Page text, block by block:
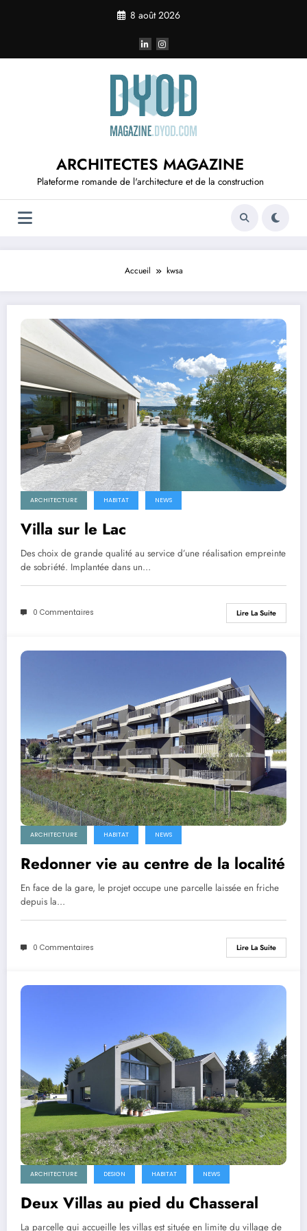
8 août 2026
ARCHITECTES MAGAZINE
Plateforme romande de l'architecture et de la construction
Accueil kwsa
ARCHITECTURE HABITAT NEWS
Villa sur le Lac
Des choix de grande qualité au service d’une réalisation empreinte
de sobriété. Implantée dans un…
0 Commentaires Lire La Suite
ARCHITECTURE HABITAT NEWS
Redonner vie au centre de la localité
En face de la gare, le projet occupe une parcelle laissée en friche
depuis la…
0 Commentaires Lire La Suite
ARCHITECTURE DESIGN HABITAT NEWS
Deux Villas au pied du Chasseral
La parcelle qui accueille les villas est située en limite du village de